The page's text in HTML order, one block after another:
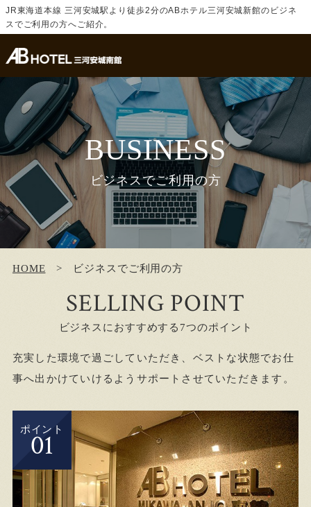
JR東海道本線 三河安城駅より徒歩2分のABホテル三河安城新館のビジネ
スでご利用の方へご紹介。
BUSINESS
ビジネスでご利用の方
HOME ビジネスでご利用の方
SELLING POINT
ビジネスにおすすめする7つのポイント
充実した環境で過ごしていただき、ベストな状態でお仕
事へ出かけていけるようサポートさせていただきます。
ポイント
01